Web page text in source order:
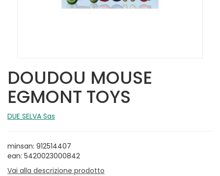
DOUDOU MOUSE
EGMONT TOYS
DUE SELVA Sas
minsan: 912514407
ean: 5420023000842
Vai alla descrizione prodotto